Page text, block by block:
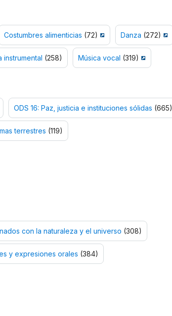
Costumbres alimenticias (72) Danza (272)
instrumental (258) Música vocal (319)
ODS 16: Paz, justicia e instituciones sólidas (665)
terrestres (119)
con la naturaleza y el universo (308)
y expresiones orales (384)